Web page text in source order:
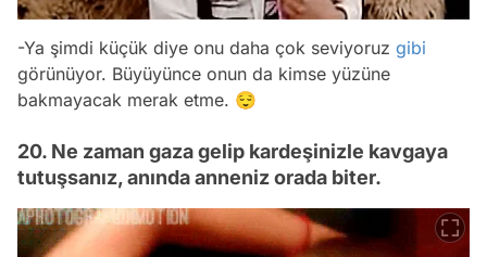
-Ya şimdi küçük diye onu daha çok seviyoruz gibi
görünüyor. Büyüyünce onun da kimse yüzüne
bakmayacak merak etme. 😌
20. Ne zaman gaza gelip kardeşinizle kavgaya
tutuşsanız, anında anneniz orada biter.